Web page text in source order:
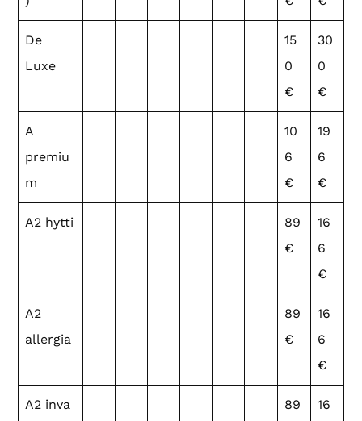
De
Luxe
15
0
€
30
0
€
A
premiu
m
10
6
€
19
6
€
A2 hytti
89
€
16
6
€
A2
allergia
89
€
16
6
€
A2 inva
89
16